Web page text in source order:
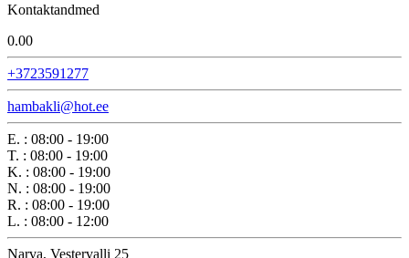
Kontaktandmed
0.00
+3723591277
hambakli@hot.ee
E. : 08:00 - 19:00
T. : 08:00 - 19:00
K. : 08:00 - 19:00
N. : 08:00 - 19:00
R. : 08:00 - 19:00
L. : 08:00 - 12:00
Narva, Vestervalli 25